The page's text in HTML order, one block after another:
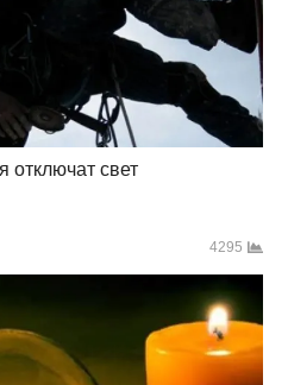
отключат свет
4295